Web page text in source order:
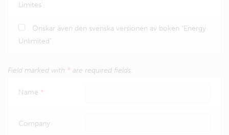
Limites'.
Önskar även den svenska versionen av boken "Energy
Unlimited".
Field marked with * are required fields.
Name *
Company